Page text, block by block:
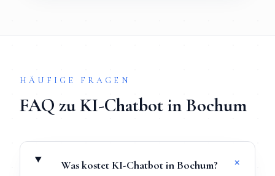
HÄUFIGE FRAGEN
FAQ zuKI-ChatbotinBochum
Was kostet KI-Chatbot in Bochum? +